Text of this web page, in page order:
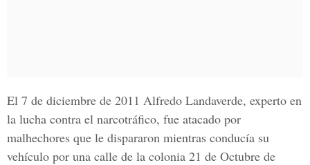
El 7 de diciembre de 2011 Alfredo Landaverde, experto en
la lucha contra el narcotráfico, fue atacado por
malhechores que le dispararon mientras conducía su
vehículo por una calle de la colonia 21 de Octubre de